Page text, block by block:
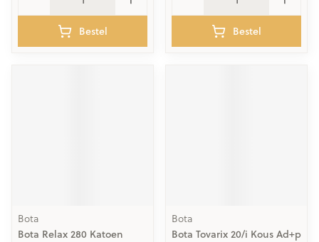
Bestel Bestel
Bota
Bota Relax 280 Katoen
Bota
Bota Tovarix 20/i Kous Ad+p